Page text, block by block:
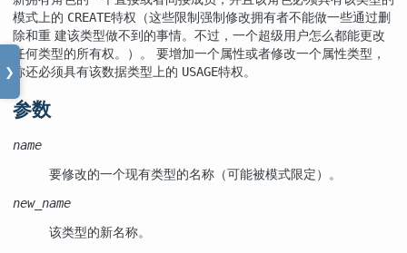
❯
模式上的 CREATE特权（这些限制强制修改拥有者不能做一些通过删
除和重 建该类型做不到的事情。不过，一个超级用户怎么都能更改
任何类型的所有权。）。 要增加一个属性或者修改一个属性类型，
你还必须具有该数据类型上的 USAGE特权。
参数
name
要修改的一个现有类型的名称（可能被模式限定）。
new_name
该类型的新名称。